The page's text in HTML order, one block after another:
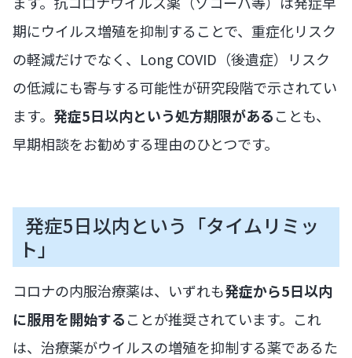
期にウイルス増殖を抑制することで、重症化リスク
の軽減だけでなく、Long COVID（後遺症）リスク
の低減にも寄与する可能性が研究段階で示されてい
ます。 発症5日以内という処方期限があることも、
早期相談をお勧めする理由のひとつです。
発症5日以内という「タイムリミッ
ト」
コロナの内服治療薬は、いずれも発症から5日以内
に服用を開始することが推奨されています。これ
は、治療薬がウイルスの増殖を抑制する薬であるた